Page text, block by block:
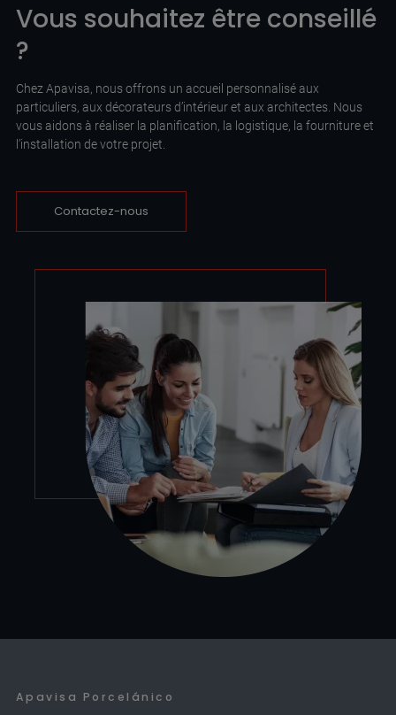
Vous souhaitez être conseillé
?
Chez Apavisa, nous offrons un accueil personnalisé aux
particuliers, aux décorateurs d’intérieur et aux architectes. Nous
vous aidons à réaliser la planification, la logistique, la fourniture et
l’installation de votre projet.
Contactez-nous
Apavisa Porcelánico